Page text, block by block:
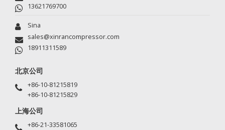
13621769700
Sina
sales@xinrancompressor.com
18911311589
北京公司
+86-10-81215819
+86-10-81215829
上海公司
+86-21-33581065